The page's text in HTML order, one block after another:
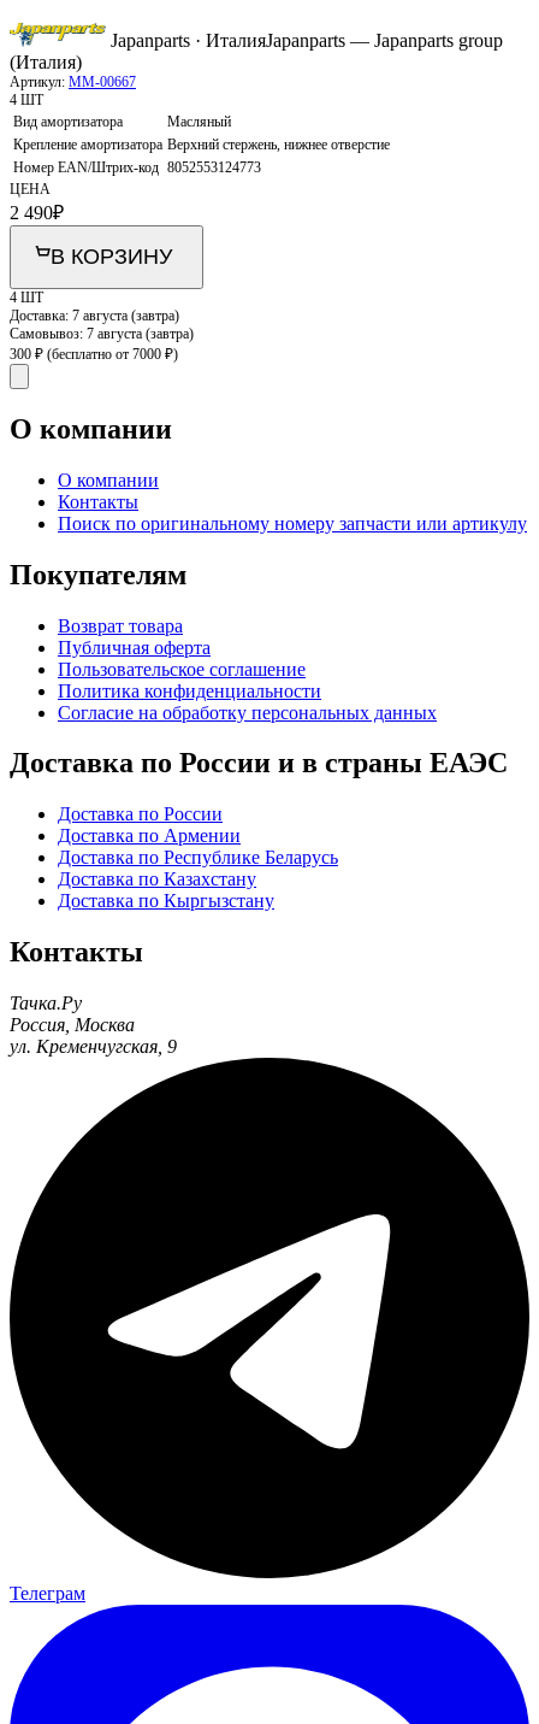
Japanparts · ИталияJapanparts — Japanparts group
(Италия)
Артикул: MM-00667
4 ШТ
Вид амортизатора
Масляный
Крепление амортизатора Верхний стержень, нижнее отверстие
Номер EAN/Штрих-код 8052553124773
ЦЕНА
2 490₽
В КОРЗИНУ
4 ШТ
Доставка: 7 августа (завтра)
Самовывоз: 7 августа (завтра)
300 ₽ (бесплатно от 7000 ₽)
О компании
О компании
Контакты
Поиск по оригинальному номеру запчасти или артикулу
Покупателям
Возврат товара
Публичная оферта
Пользовательское соглашение
Политика конфиденциальности
Согласие на обработку персональных данных
Доставка по России и в страны ЕАЭС
Доставка по России
Доставка по Армении
Доставка по Республике Беларусь
Доставка по Казахстану
Доставка по Кыргызстану
Контакты
Тачка.Ру
Россия Москва
ул. Кременчугская, 9
Телеграм